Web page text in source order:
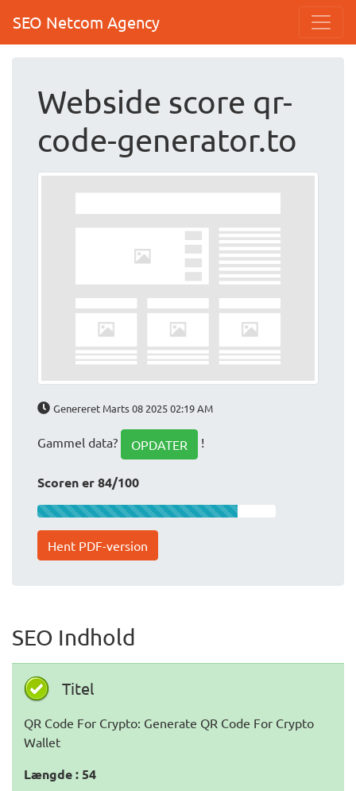
SEO Netcom Agency
Webside score qr-
code-generator.to
Genereret Marts 08 2025 02:19 AM
Gammel data? OPDATER !
Scoren er 84/100
Hent PDF-version
SEO Indhold
Titel
QR Code For Crypto: Generate QR Code For Crypto
Wallet
Længde : 54